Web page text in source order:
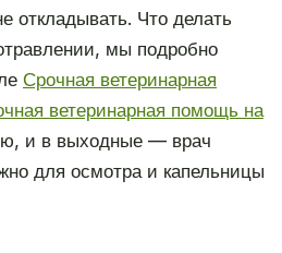
откладывать. Что делать
мы подробно
Срочная ветеринарная
ветеринарная помощь на
и в выходные — врач
для осмотра и капельницы